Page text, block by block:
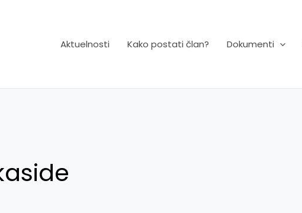
Aktuelnosti Kako postati član? Dokumenti